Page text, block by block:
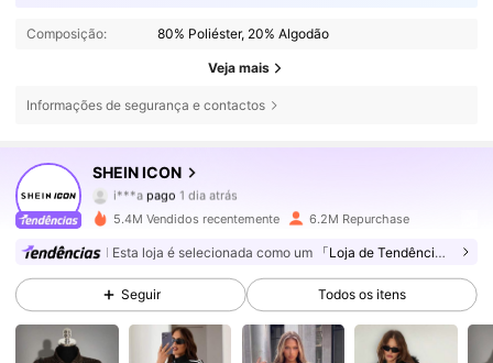
Composição: 80% Poliéster, 20% Algodão
Veja mais
Informações de segurança e contactos
SHEIN ICON
4,84
1.8M Seguidores
i***apago 1 dia atrás
m***8seguiu5 minutos atrás
4,84 1.8M Seguidores
4,84 1.8M Seguidores
5.4M Vendidos recentemente 6.2M Repurchase
Esta loja é selecionada como um 「Loja de Tendências」
Seguir Todos os itens